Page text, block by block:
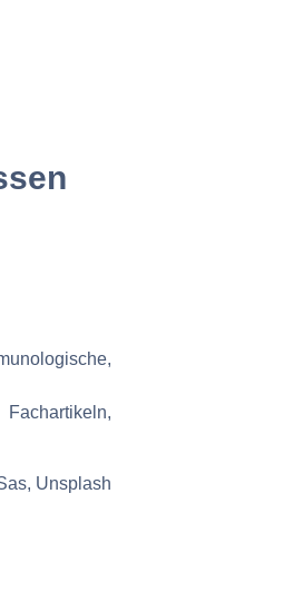
Unsplash